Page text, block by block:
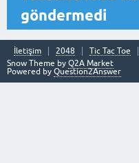
göndermedi
İletişim 2048 Tic Tac Toe
Snow Theme by Q2A Market
Powered by Question2Answer